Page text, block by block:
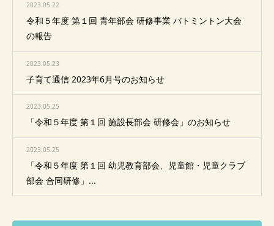
2023.05.22
令和５年度 第１回 青年部会 研修事業 バトミントン大会
の報告
2023.05.23
子育て通信 2023年6月号のお知らせ
2023.05.25
「令和５年度 第１回 施設長部会 研修会」のお知らせ
2023.05.25
「令和５年度 第１回 幼児教育部会、児童館・児童クラブ
部会 合同研修」...